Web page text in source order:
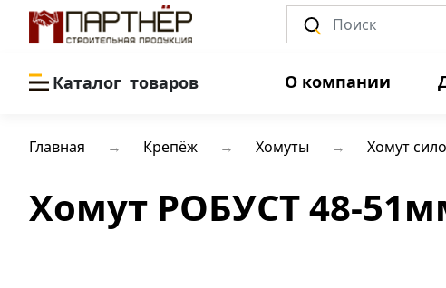
Каталог товаров О компании
Главная Крепёж Хомуты Хомут
Хомут РОБУСТ 48-